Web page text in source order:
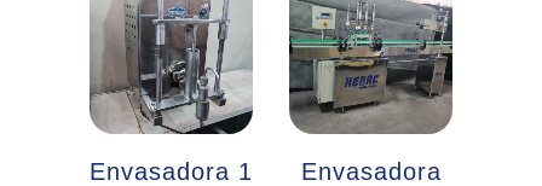
Envasadora 1
Envasadora